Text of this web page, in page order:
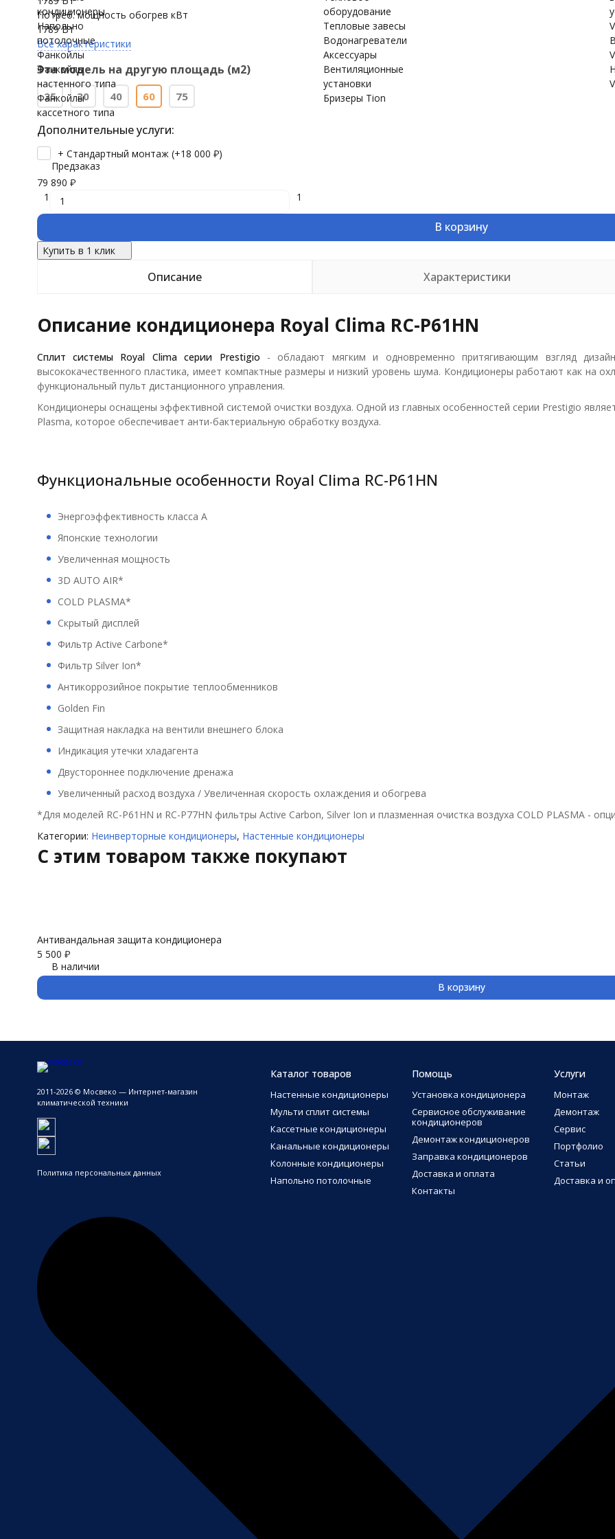
кондиционеры
Напольно
потолочные
Фанкойлы
Фанкойлы
настенного типа
Фанкойлы
кассетного типа
оборудование
Тепловые завесы
Водонагреватели
Аксессуары
Вентиляционные
установки
Бризеры Tion
Потреб. мощность обогрев кВт
1789 Вт
Все характеристики
Эта модель на другую площадь (м2)
25 30 40 60 75
Дополнительные услуги:
+ Стандартный монтаж (+18 000 ₽)
Предзаказ
79 890 ₽
1
1
В корзину
Купить в 1 клик
Описание Характеристики
Описание кондиционера Royal Clima RC-P61HN
Сплит системы Royal Clima серии Prestigio - обладают мягким и одновременно притягивающим взгляд
высококачественного пластика, имеет компактные размеры и низкий уровень шума. Кондиционеры работают как на
функциональный пульт дистанционного управления.
Кондиционеры оснащены эффективной системой очистки воздуха. Одной из главных особенностей серии Prestigio
Plasma, которое обеспечивает анти-бактериальную обработку воздуха.
Функциональные особенности Royal Clima RC-P61HN
Энергоэффективность класса А
Японские технологии
Увеличенная мощность
3D AUTO AIR*
COLD PLASMA*
Скрытый дисплей
Фильтр Active Carbone*
Фильтр Silver Ion*
Антикоррозийное покрытие теплообменников
Golden Fin
Защитная накладка на вентили внешнего блока
Индикация утечки хладагента
Двустороннее подключение дренажа
Увеличенный расход воздуха / Увеличенная скорость охлаждения и обогрева
*Для моделей RC-P61HN и RC-P77HN фильтры Active Carbon, Silver Ion и плазменная очистка воздуха COLD PLASMA -
Категории: Неинверторные кондиционеры, Настенные кондиционеры
C этим товаром также покупают
Антивандальная защита кондиционера
5 500 ₽
В наличии
В корзину
2011-2026 © Мосвеко — Интернет-магазин
климатической техники
Политика персональных данных
Каталог товаров
Настенные кондиционеры
Мульти сплит системы
Кассетные кондиционеры
Канальные кондиционеры
Колонные кондиционеры
Напольно потолочные
Помощь
Установка кондиционера
Сервисное обслуживание
кондиционеров
Демонтаж кондиционеров
Заправка кондиционеров
Доставка и оплата
Контакты
Услуги
Монтаж
Демонтаж
Сервис
Портфолио
Статьи
Доставка и